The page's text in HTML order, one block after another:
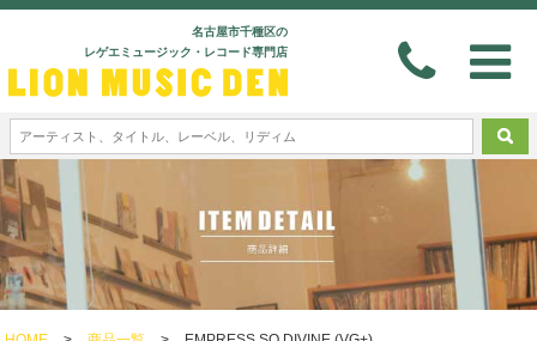
名古屋市千種区の
レゲエミュージック・レコード専門店